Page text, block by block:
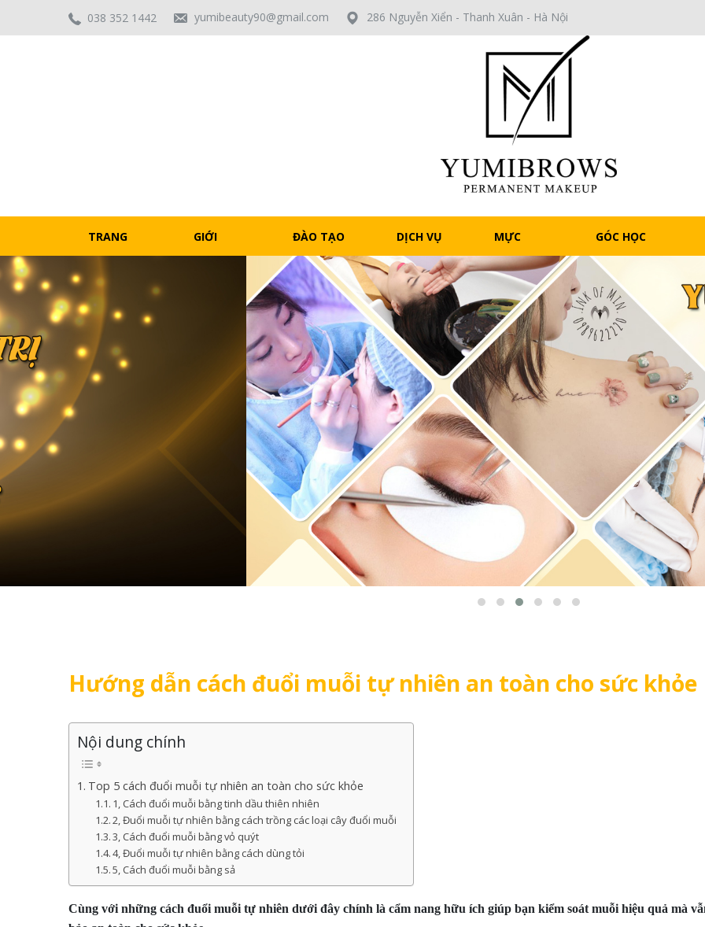
038 352 1442 yumibeauty90@gmail.com 286 Nguyễn Xiển - Thanh Xuân - Hà Nội
TRANG
CHỦ
GIỚI ĐÀO TẠO DỊCH VỤ MỰC
LIGHT
GÓC HỌC
VIÊN
Hướng dẫn cách đuổi muỗi tự nhiên an toàn cho sức khỏe
Nội dung chính
Top 5 cách đuổi muỗi tự nhiên an toàn cho sức khỏe
1, Cách đuổi muỗi bằng tinh dầu thiên nhiên
2, Đuổi muỗi tự nhiên bằng cách trồng các loại cây đuổi muỗi
3, Cách đuổi muỗi bằng vỏ quýt
4, Đuổi muỗi tự nhiên bằng cách dùng tỏi
5, Cách đuổi muỗi bằng sả
Cùng với những cách đuổi muỗi tự nhiên dưới đây chính là cẩm nang hữu ích giúp bạn kiểm soát muỗi hiệu quả mà